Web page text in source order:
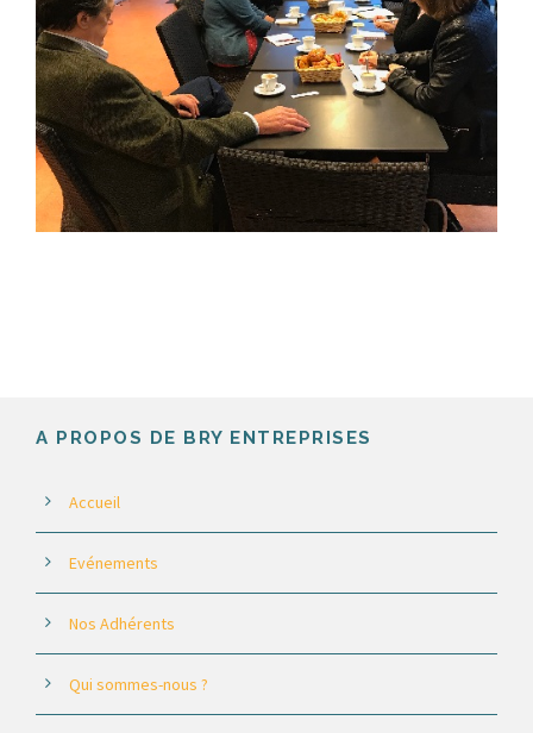
A PROPOS DE BRY ENTREPRISES
Accueil
Evénements
Nos Adhérents
Qui sommes-nous ?